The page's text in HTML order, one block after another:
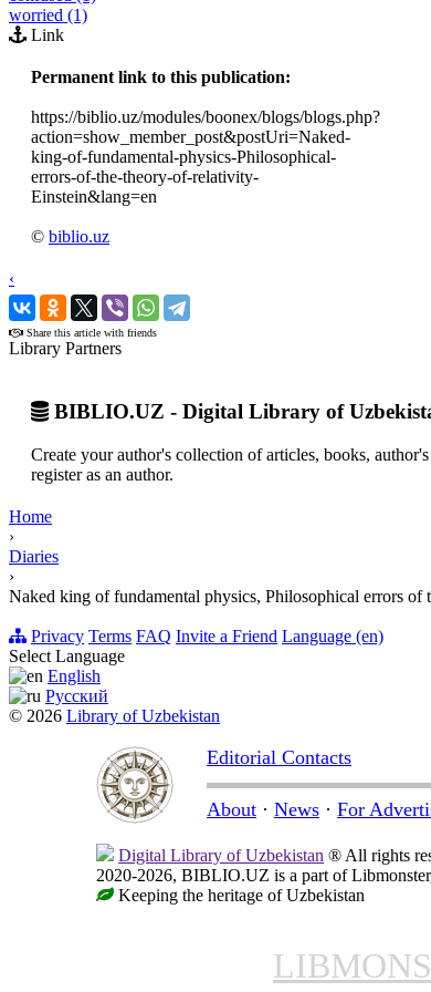
worried (1)
Link
Permanent link to this publication:
https://biblio.uz/modules/boonex/blogs/blogs.php?
action=show_member_post&postUri=Naked-
king-of-fundamental-physics-Philosophical-
errors-of-the-theory-of-relativity-
Einstein&lang=en
© biblio.uz
‹
›
Share this article with friends
Library Partners
BIBLIO.UZ - Digital Library of
Create your author's collection of articles, books,
register as an author.
Home
›
Diaries
›
Naked king of fundamental physics, Philosophical errors of
Privacy Terms FAQ Invite a Friend Language (en)
Select Language
English
Русский
© 2026 Library of Uzbekistan
Editorial Contacts
About · News · For
Digital Library of Uzbekistan ® All rights
2020-2026, BIBLIO.UZ is a part of
Keeping the heritage of Uzbekistan